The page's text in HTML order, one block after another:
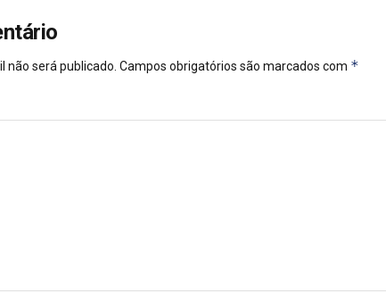
não será publicado. Campos obrigatórios são marcados com *